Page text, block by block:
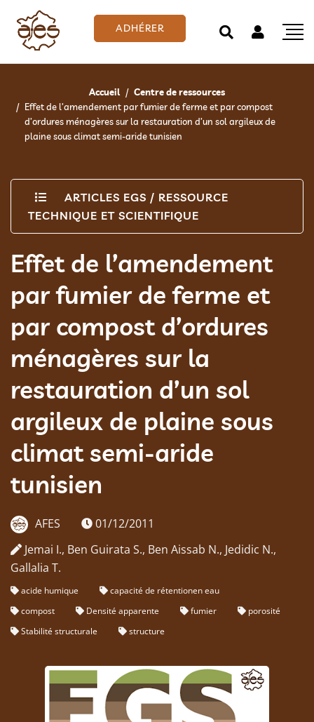
ADHÉRER
Accueil
Centre de ressources
Effet de l’amendement par fumier de ferme et par compost
d’ordures ménagères sur la restauration d’un sol argileux de
plaine sous climat semi-aride tunisien
ARTICLES EGS / RESSOURCE
TECHNIQUE ET SCIENTIFIQUE
Effet de l’amendement
par fumier de ferme et
par compost d’ordures
ménagères sur la
restauration d’un sol
argileux de plaine sous
climat semi-aride
tunisien
AFES
01/12/2011
Jemai I., Ben Guirata S., Ben Aissab N., Jedidic N.,
Gallalia T.
acide humique
capacité de rétentionen eau
compost
Densité apparente fumier
porosité
Stabilité structurale
structure